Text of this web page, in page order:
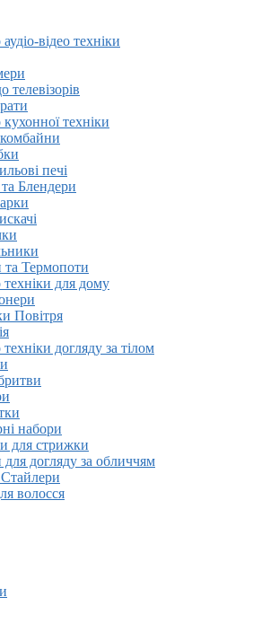
відео техніки
телевізорів
техніки
печі
Блендери
Термопоти
для дому
Повітря
догляду за тілом
набори
для стрижки
догляду за обличчям
волосся